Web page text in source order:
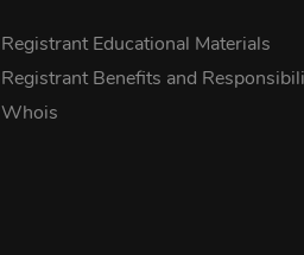
Registrant Educational Materials
Registrant Benefits and
Whois